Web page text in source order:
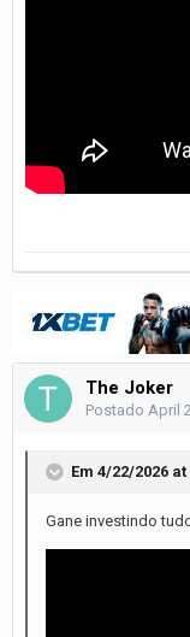
The Joker
Postado April
Em 4/22/2026
Gane investindo